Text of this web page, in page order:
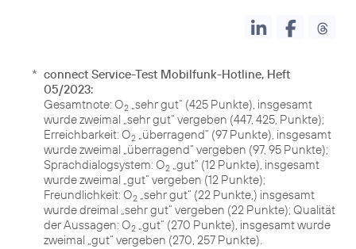
* connect Service-Test Mobilfunk-Hotline, Heft
05/2023:
Gesamtnote: O2 „sehr gut“ (425 Punkte), insgesamt
wurde zweimal „sehr gut“ vergeben (447, 425, Punkte);
Erreichbarkeit: O2 „überragend“ (97 Punkte), insgesamt
wurde zweimal „überragend“ vergeben (97, 95 Punkte);
Sprachdialogsystem: O2 „gut“ (12 Punkte), insgesamt
wurde zweimal „gut“ vergeben (12 Punkte);
Freundlichkeit: O2 „sehr gut“ (22 Punkte,) insgesamt
wurde dreimal „sehr gut“ vergeben (22 Punkte); Qualität
der Aussagen: O2 „gut“ (270 Punkte), insgesamt wurde
zweimal „gut“ vergeben (270, 257 Punkte).